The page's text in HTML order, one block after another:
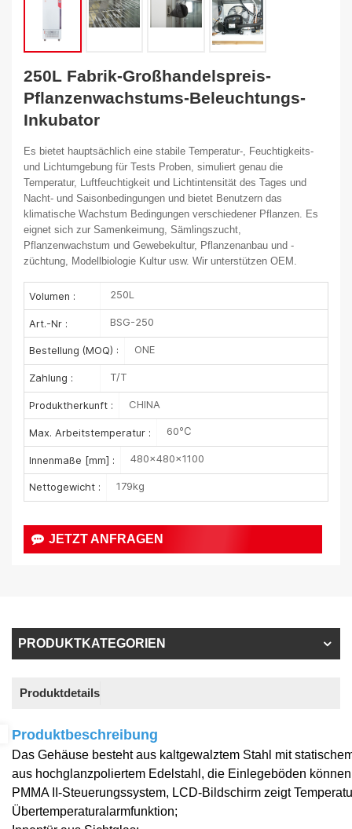
250L Fabrik-Großhandelspreis-
Pflanzenwachstums-Beleuchtungs-
Inkubator
Es bietet hauptsächlich eine stabile Temperatur-, Feuchtigkeits-
und Lichtumgebung für Tests Proben, simuliert genau die
Temperatur, Luftfeuchtigkeit und Lichtintensität des Tages und
Nacht- und Saisonbedingungen und bietet Benutzern das
klimatische Wachstum Bedingungen verschiedener Pflanzen. Es
eignet sich zur Samenkeimung, Sämlingszucht,
Pflanzenwachstum und Gewebekultur, Pflanzenanbau und -
züchtung, Modellbiologie Kultur usw. Wir unterstützen OEM.
Volumen : 250L
Art.-Nr : BSG-250
Bestellung (MOQ) : ONE
Zahlung : T/T
Produktherkunft : CHINA
Max. Arbeitstemperatur : 60℃
Innenmaße [mm] : 480×480×1100
Nettogewicht : 179kg
JETZT ANFRAGEN
PRODUKTKATEGORIEN
Produktdetails
Produktbeschreibung
Das Gehäuse besteht aus kaltgewalztem Stahl mit
aus hochglanzpoliertem Edelstahl, die Einlegeböden
PMMA II-Steuerungssystem, LCD-Bildschirm zeigt
Übertemperaturalarmfunktion;